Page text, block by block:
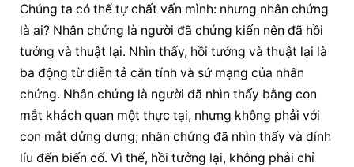
Chúng ta có thể tự chất vấn mình: nhưng nhân chứng
là ai? Nhân chứng là người đã chứng kiến nên đã hồi
tưởng và thuật lại. Nhìn thấy, hồi tưởng và thuật lại là
ba động từ diễn tả căn tính và sứ mạng của nhân
chứng. Nhân chứng là người đã nhìn thấy bằng con
mắt khách quan một thực tại, nhưng không phải với
con mắt dửng dưng; nhân chứng đã nhìn thấy và dính
líu đến biến cố. Vì thế, hồi tưởng lại, không phải chỉ